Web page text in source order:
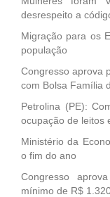
desrespeito a
Migração para os
população
Congresso aprova
com Bolsa Família
Petrolina (PE):
ocupação de leitos
Ministério da
o fim do ano
Congresso
mínimo de R$